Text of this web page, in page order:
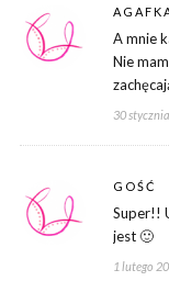
A mnie
Nie
30
GOŚĆ
Super!!
jest 🙂
1 lutego